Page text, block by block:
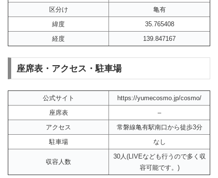
区分け
亀有
緯度
35.765408
経度
139.847167
座席表・アクセス・駐車場
公式サイト
https://yumecosmo.jp/cosmo/
座席表
–
アクセス
常磐線亀有駅南口から徒歩3分
駐車場
なし
収容人数
30人(LIVEなども行うので多く収
容可能です。)